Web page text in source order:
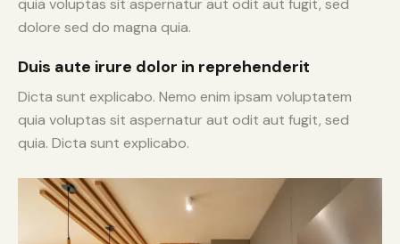
quia voluptas sit aspernatur aut odit aut fugit, sed
dolore sed do magna quia.
Duis aute irure dolor in reprehenderit
Dicta sunt explicabo. Nemo enim ipsam voluptatem
quia voluptas sit aspernatur aut odit aut fugit, sed
quia. Dicta sunt explicabo.